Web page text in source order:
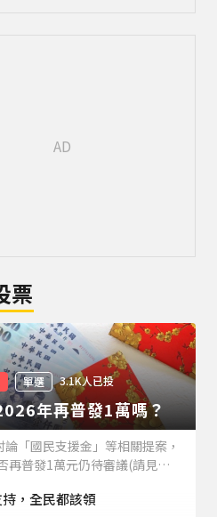
票
單選 3.1K人已投
年再普發1萬嗎？
論「國民支援金」等相關提案，
再普發1萬元仍待審議(請見下
持，全民都該領